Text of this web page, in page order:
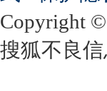
Copyright ©
搜狐不良信